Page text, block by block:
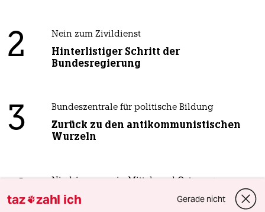
2 Nein zum Zivildienst
Hinterlistiger Schritt der
Bundesregierung
3 Bundeszentrale für politische Bildung
Zurück zu den antikommunistischen
Wurzeln
4 Niedrigwasser in Mittel- und Osteuropa
Stromkrise mit Ansage
taz zahl ich Gerade nicht